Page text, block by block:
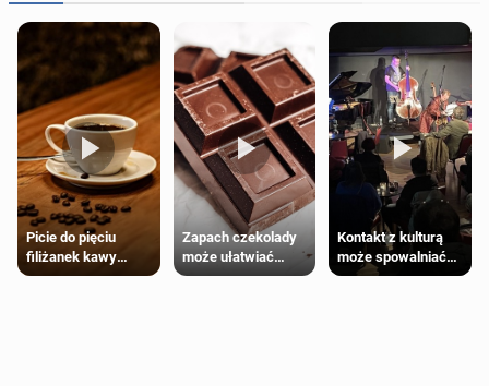
Picie do pięciu
filiżanek kawy
dziennie jest
Zapach czekolady
może ułatwiać
trening siłowy
Kontakt z kulturą
może spowalniać
starzenie